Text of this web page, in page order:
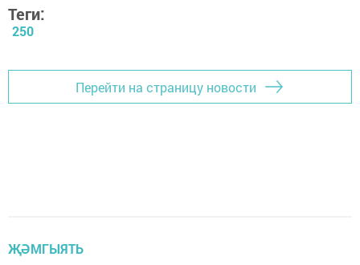
Теги:
250
Перейти на страницу новости
ҖӘМГЫЯТЬ